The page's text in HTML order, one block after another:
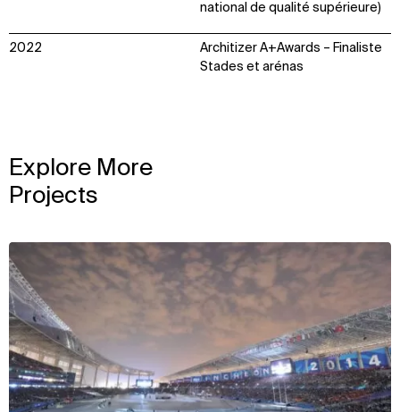
national de qualité supérieure)
2022
Architizer A+Awards – Finaliste
Stades et arénas
Explore More
Projects